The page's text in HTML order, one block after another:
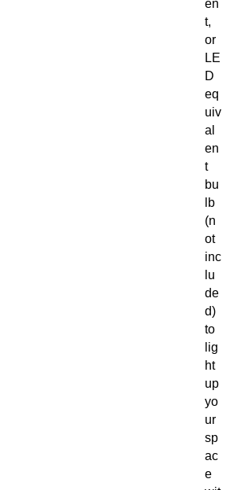
en
t,
or
LE
D
eq
uiv
al
en
t
bu
lb
(n
ot
inc
lu
de
d)
to
lig
ht
up
yo
ur
sp
ac
e